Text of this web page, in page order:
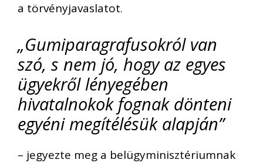
a törvényjavaslatot.
„Gumiparagrafusokról van
szó, s nem jó, hogy az egyes
ügyekről lényegében
hivatalnokok fognak dönteni
egyéni megítélésük alapján”
– jegyezte meg a belügyminisztériumnak